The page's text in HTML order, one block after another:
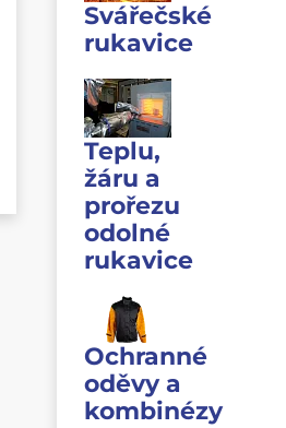
Svářečské
rukavice
Teplu,
žáru a
prořezu
odolné
rukavice
Ochranné
oděvy a
kombinézy